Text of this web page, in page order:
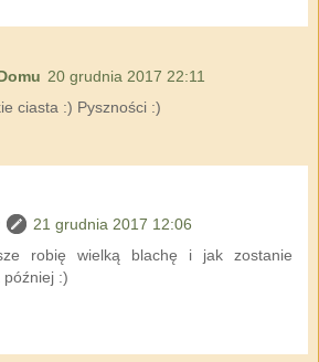
20 grudnia 2017 22:11
ciasta :) Pyszności :)
21 grudnia 2017 12:06
robię wielką blachę i jak zostanie
:)